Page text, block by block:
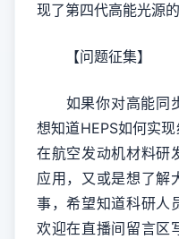
现了第四代高能光源的
【问题征集】
如果你对高能同
想知道HEPS如何实
在航空发动机材料研
应用，又或是想了解
事，希望知道科研人
欢迎在直播间留言区